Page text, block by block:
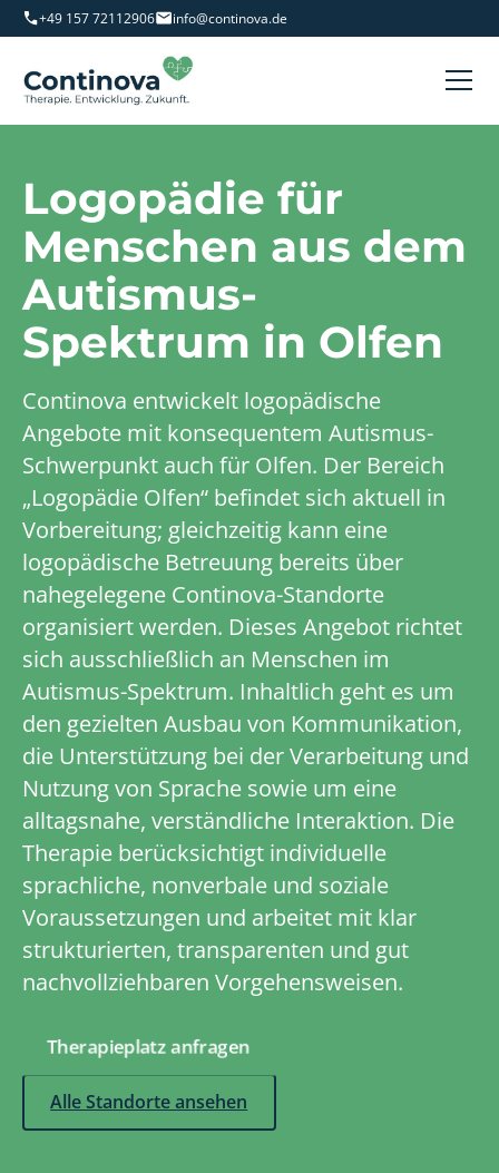
+49 157 72112906 info@continova.de
Logopädie für
Menschen aus dem
Autismus-
Spektrum in Olfen
Continova entwickelt logopädische
Angebote mit konsequentem Autismus-
Schwerpunkt auch für Olfen. Der Bereich
„Logopädie Olfen“ befindet sich aktuell in
Vorbereitung; gleichzeitig kann eine
logopädische Betreuung bereits über
nahegelegene Continova-Standorte
organisiert werden. Dieses Angebot richtet
sich ausschließlich an Menschen im
Autismus-Spektrum. Inhaltlich geht es um
den gezielten Ausbau von Kommunikation,
die Unterstützung bei der Verarbeitung und
Nutzung von Sprache sowie um eine
alltagsnahe, verständliche Interaktion. Die
Therapie berücksichtigt individuelle
sprachliche, nonverbale und soziale
Voraussetzungen und arbeitet mit klar
strukturierten, transparenten und gut
nachvollziehbaren Vorgehensweisen.
Therapieplatz anfragen
Alle Standorte ansehen